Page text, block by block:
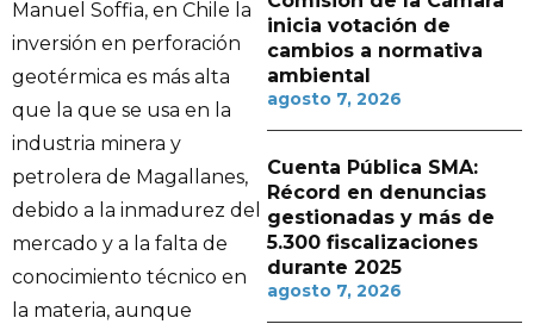
Manuel Soffia, en Chile la
inversión en perforación
geotérmica es más alta
que la que se usa en la
industria minera y
petrolera de Magallanes,
debido a la inmadurez del
mercado y a la falta de
conocimiento técnico en
la materia, aunque
inicia votación de
cambios a normativa
ambiental
agosto 7, 2026
Cuenta Pública SMA:
Récord en denuncias
gestionadas y más de
5.300 fiscalizaciones
durante 2025
agosto 7, 2026